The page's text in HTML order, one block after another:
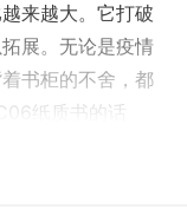
来越大。它打破
展。无论是疫情
书柜的不舍，都
纸质书的话